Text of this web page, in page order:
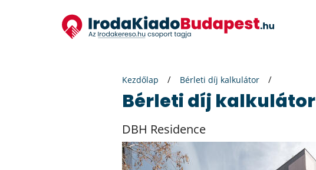
Kezdőlap Bérleti díj kalkulátor
Bérleti díj kalkulátor
DBH Residence